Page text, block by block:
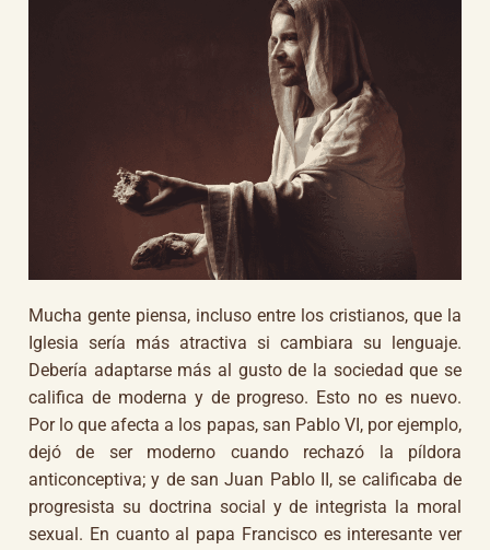
Mucha gente piensa, incluso entre los cristianos, que la
Iglesia sería más atractiva si cambiara su lenguaje.
Debería adaptarse más al gusto de la sociedad que se
califica de moderna y de progreso. Esto no es nuevo.
Por lo que afecta a los papas, san Pablo VI, por ejemplo,
dejó de ser moderno cuando rechazó la píldora
anticonceptiva; y de san Juan Pablo II, se calificaba de
progresista su doctrina social y de integrista la moral
sexual. En cuanto al papa Francisco es interesante ver